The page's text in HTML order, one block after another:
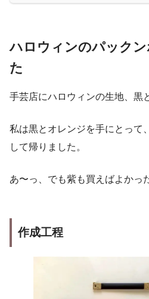
ハロウィンのパック
た
手芸店にハロウィンの生地、黒
私は黒とオレンジを手にとって
して帰りました。
あ〜っ、でも紫も買えばよかっ
作成工程